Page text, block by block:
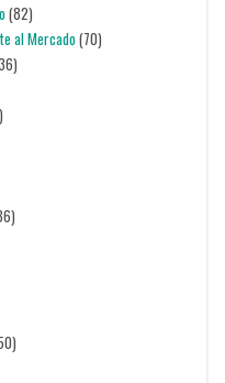
(82)
al Mercado(70)